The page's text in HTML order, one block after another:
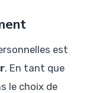
est
. En tant que
le choix de